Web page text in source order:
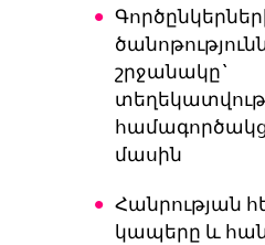
շրջանակը`
մասին
Հանրության
կապերը և